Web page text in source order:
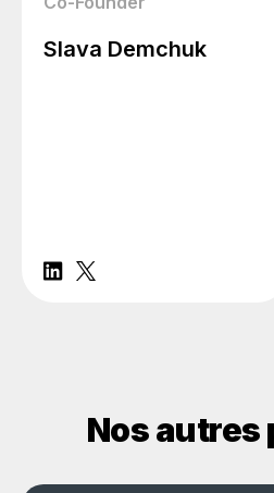
Slava Demchuk
Nos autres